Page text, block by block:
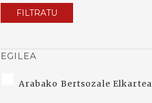
FILTRATU
EGILEA
Arabako Bertsozale Elkartea